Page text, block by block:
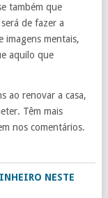
também que
de fazer a
imagens mentais,
aquilo que
ao renovar a casa,
Têm mais
nos comentários.
NESTE